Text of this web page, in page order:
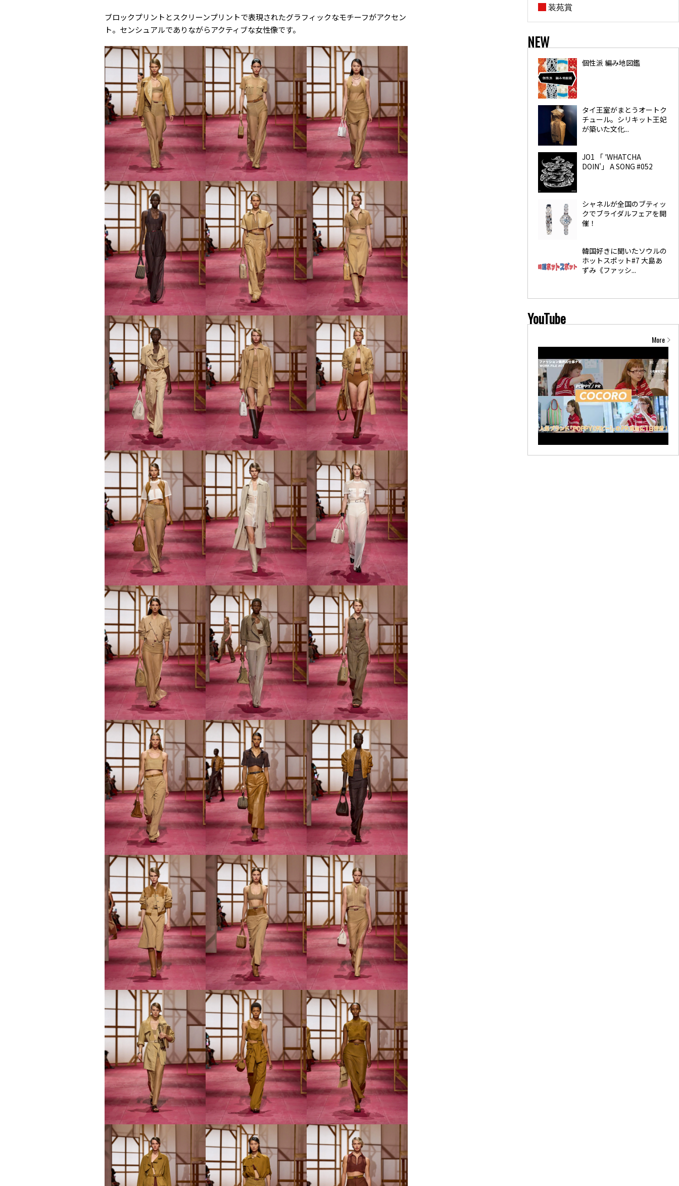
ブロックプリントとスクリーンプリントで表現されたグラフィックなモチーフがアクセン
ト。センシュアルでありながらアクティブな女性像です。
装苑賞
NEW
個性派 編み地図鑑
タイ王室がまとうオートク
チュール。シリキット王妃
が築いた文化...
JO1 「 'WHATCHA
DOIN'」 A SONG #052
シャネルが全国のブティッ
クでブライダルフェアを開
催！
韓国好きに聞いたソウルの
ホットスポット#7 大島あ
ずみ《ファッシ...
YouTube
More